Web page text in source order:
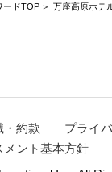
ードTOP 万座高原ホテ
・約款
プライ
メント基本方針